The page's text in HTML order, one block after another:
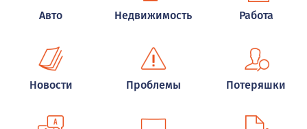
Авто Недвижимость Работа
Новости Проблемы Потеряшки